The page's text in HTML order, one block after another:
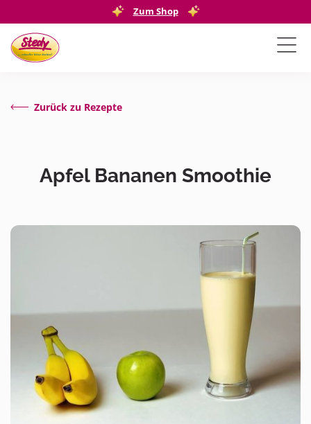
Zum Shop
Zurück zu Rezepte
Apfel Bananen Smoothie